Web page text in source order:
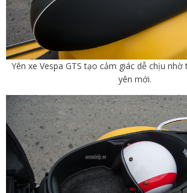
Yên xe Vespa GTS tạo cảm giác dễ chịu
yên mới.